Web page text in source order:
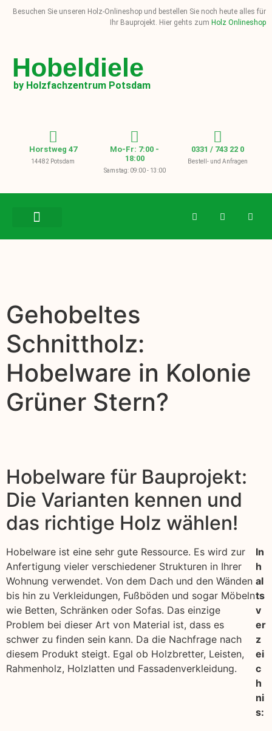
Besuchen Sie unseren Holz-Onlineshop und bestellen Sie noch heute alles für
Ihr Bauprojekt. Hier gehts zum Holz Onlineshop
Hobeldiele
by Holzfachzentrum Potsdam
Horstweg 47
14482 Potsdam
Mo-Fr: 7:00 -
18:00
Samstag: 09:00 - 13:00
0331 / 743 22 0
Bestell- und Anfragen
Gehobeltes
Schnittholz:
Hobelware in Kolonie
Grüner Stern?
Hobelware für Bauprojekt:
Die Varianten kennen und
das richtige Holz wählen!
Hobelware ist eine sehr gute Ressource. Es wird zur
Anfertigung vieler verschiedener Strukturen in Ihrer
Wohnung verwendet. Von dem Dach und den Wänden
bis hin zu Verkleidungen, Fußböden und sogar Möbeln
wie Betten, Schränken oder Sofas. Das einzige
Problem bei dieser Art von Material ist, dass es
schwer zu finden sein kann. Da die Nachfrage nach
diesem Produkt steigt. Egal ob Holzbretter, Leisten,
Rahmenholz, Holzlatten und Fassadenverkleidung.
In
h
al
ts
v
er
z
ei
c
h
ni
s: